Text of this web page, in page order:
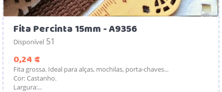
Fita Percinta 15mm - A9356
Disponível 51
0,24 €
Fita grossa. Ideal para alças, mochilas, porta-chaves...
Cor: Castanho.
Largura:...